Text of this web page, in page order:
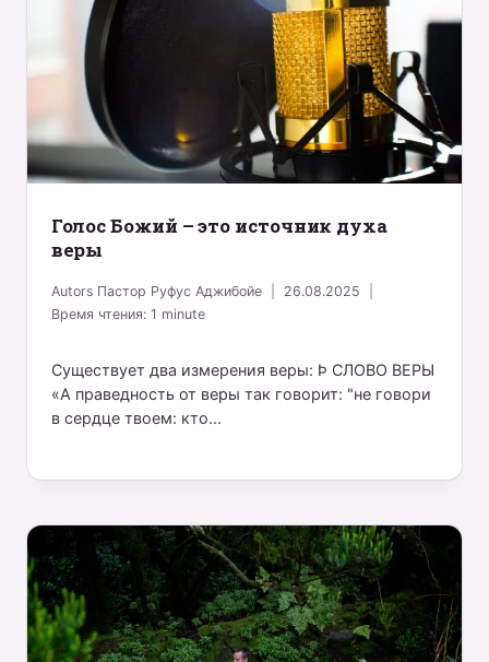
Голос Божий – это источник духа
веры
Autors Пастор Руфус Аджибойе
26.08.2025
Время чтения:1 minute
Существует два измерения веры: Þ СЛОВО ВЕРЫ
«А праведность от веры так говорит: "не говори
в сердце твоем: кто...